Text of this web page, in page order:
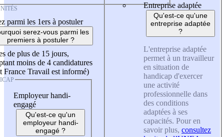
parmi les 1ers à postuler
serez-vous parmi les
premiers à postuler ?
de plus de 15 jours,
moins de 4 candidatures
France Travail est informé)
Employeur handi-
engagé
Qu'est-ce qu'un
employeur handi-
engagé ?
Entreprise adaptée
Qu'est-ce qu'une
entreprise adaptée
?
L'entreprise adaptée
permet à un travailleur
en situation de
handicap d'exercer
une activité
professionnelle dans
des conditions
adaptées à ses
capacités. Pour en
savoir plus, consultez